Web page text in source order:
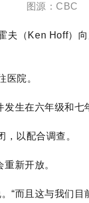
图源：CBC
夫（Ken Hoff）向
医院。
生在六年级和七
以配合调查。
新开放。
“而且这与我们